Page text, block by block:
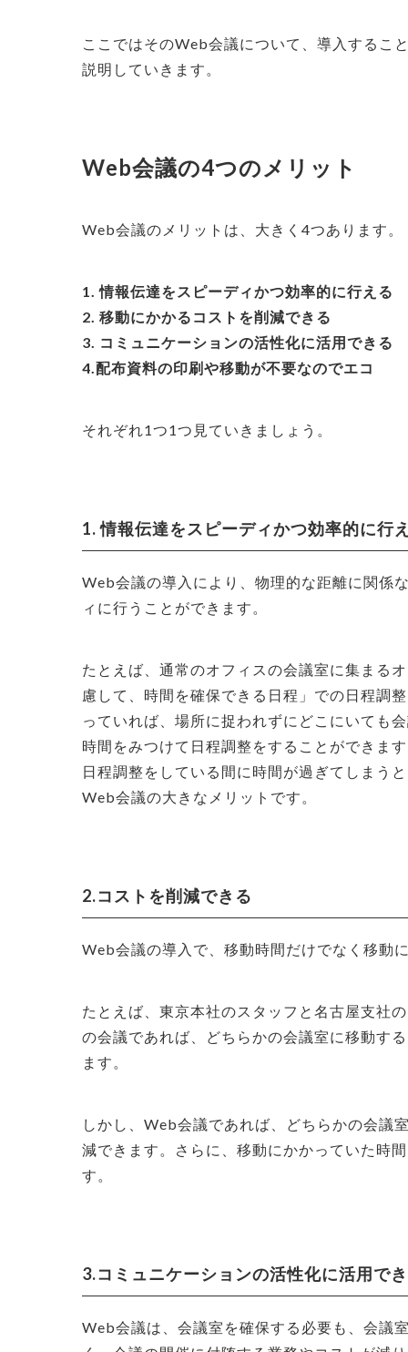
ここではそのWeb会議について、導入するこ
説明していきます。
Web会議の4つのメリット
Web会議のメリットは、大きく4つあります。
1. 情報伝達をスピーディかつ効率的に行える
2. 移動にかかるコストを削減できる
3. コミュニケーションの活性化に活用できる
4.配布資料の印刷や移動が不要なのでエコ
それぞれ1つ1つ見ていきましょう。
1. 情報伝達をスピーディかつ効率的に行
Web会議の導入により、物理的な距離に関係
ィに行うことができます。
たとえば、通常のオフィスの会議室に集まる
慮して、時間を確保できる日程」での日程調
っていれば、場所に捉われずにどこにいても
時間をみつけて日程調整をすることができま
日程調整をしている間に時間が過ぎてしまう
Web会議の大きなメリットです。
2.コストを削減できる
Web会議の導入で、移動時間だけでなく移動
たとえば、東京本社のスタッフと名古屋支社
の会議であれば、どちらかの会議室に移動す
ます。
しかし、Web会議であれば、どちらかの会議
減できます。さらに、移動にかかっていた時
す。
3.コミュニケーションの活性化に活用で
Web会議は、会議室を確保する必要も、会議